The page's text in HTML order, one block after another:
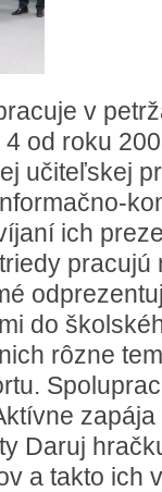
v
od roku
učiteľskej
ich
do
rôzne
Daruj
a takto ich